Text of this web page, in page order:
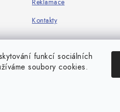
funkcí sociálních
soubory cookies.
Reklamace
Kontakty